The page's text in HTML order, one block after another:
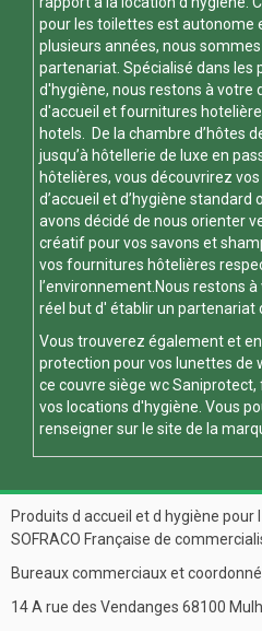
pour les toilettes est autonome
plusieurs années, nous
partenariat. Spécialisé dans les
d'hygiène, nous restons à votre
d'accueil et fournitures
hotels. De la chambre d’hôtes
jusqu’à hôtellerie de luxe en
hôtelières, vous découvrirez
d’accueil et d’hygiène standard
avons décidé de nous orienter
créatif pour vos savons et
vos fournitures hôtelières
l’environnement.Nous restons
réel but d' établir un partenariat
Vous trouverez également et
protection pour vos lunettes de
ce couvre siège wcSaniprotect,
vos locations d'hygiène. Vous
renseigner sur le site de la
Produits d accueil et d hygiène
SOFRACO Française de
Bureaux commerciaux et
14 A rue des Vendanges 68100